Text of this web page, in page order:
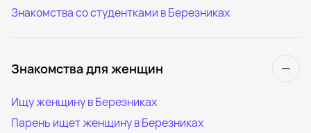
Знакомства со студентками в Березниках
Знакомства для женщин
Ищу женщину в Березниках
Парень ищет женщину в Березниках